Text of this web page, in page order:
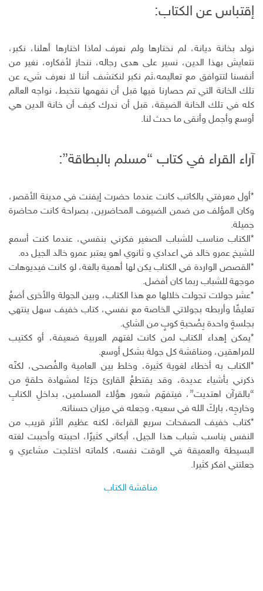
إقتباس عن الكتاب:
نولد بخانة ديانة، لم نختارها ولم نعرف لماذا اختارها أهلنا، نكبر،
نتعايش بهذا الدين، نسير على هدى رجاله، ننحاز لأفكاره، نغير من
أنفسنا لتتوافق مع تعاليمه،ثم نكبر لنكتشف أننا لا نعرف شيء عن
تلك الخانة التي تم حصارنا فيها قبل أن نفهمها نتخبط، نواجه العالم
كله في تلك الخانة الضيقة، قبل أن ندرك كيف أن خانة الدين هي
أوسع وأجمل وأنقى ما حدث لنا.
آراء القراء في كتاب “مسلم بالبطاقة”:
*أول معرفتي بالكاتب كانت عندما حضرت إيفنت في مدينة الأقصر،
وكان المؤلف من ضمن الضيوف المحاضرين، بصراحة كانت محاضرة
جميلة.
*الكتاب مناسب للشباب الصغير فكرني بنفسي، عندما كنت أسمع
للشيخ عمرو خالد في اعدادي و ثانوي اهو يعتبر عمرو خالد الجيل ده.
*القصص الواردة في الكتاب يكن لها أهمية بالغة، لو كانت فيديوهات
موجهة للشباب ربما كان أفضل.
*عشر جولات تجولت خلالها مع هذا الكتاب، وبين الجولة والأخرى أضعُ
تعليقًا وأربطه بجولاتي الخاصة مع نفسي، كتاب خفيف سهل ينتهي
بجلسةٍ واحدة بِصُحبةِ كوبٍ من الشاي.
*يمكن إهداء الكتاب لمن كانت لغتهم العربية ضعيفة، أو ككتيب
للمراهقين، ومناقشة كل جولة بشكل أوسع.
*الكتاب به أخطاء لغوية كثيرة، وخلط بين العامية والفُصحى، لكنّه
ذكرني بأشياء عديدة، وقد يقتطعُ القارئ جزءًا لمشهادة حلقةٍ من
“بالقرآن اهتديت”، فيتفهَم شعور هؤلاء المسلمين، بداخلِ الكتابِ
وخارجِه، باركَ الله في سعيه، وجعله في ميزان حسناته.
*كتاب خفيف الصفحات سريع القراءة، لكنه عظيم الأثر قريب من
النفس يناسب شباب هذا الجيل، أبكاني كثيرًا، احببته وأحببت لغته
البسيطة والعميقة في الوقت نفسه، كلماته اختلجت مشاعري و
جعلتني افكر كثيرا.
مناقشة الكتاب